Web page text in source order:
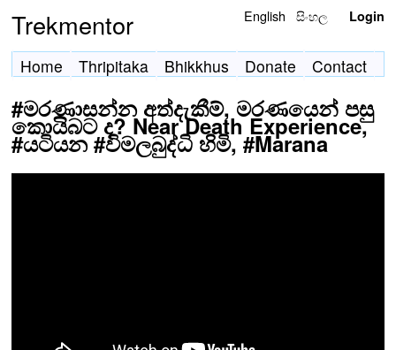
Trekmentor English සිංහල Login
Home Thripitaka Bhikkhus Donate Contact
#මරණාසන්න අත්දැකීම්, මරණයෙන් පසු
කොයිබට ද? Near Death Experience,
#යටියන #විමලබුද්ධි හිමි, #Marana